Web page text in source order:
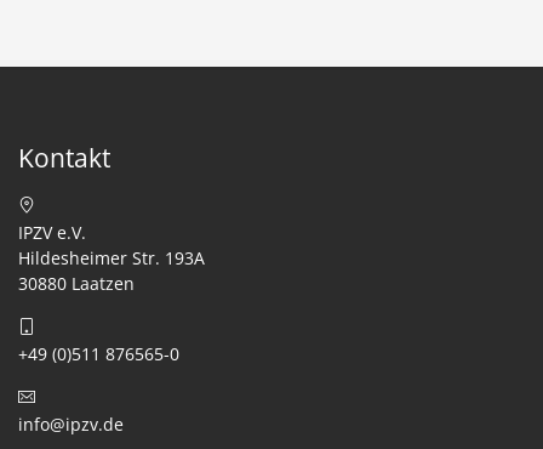
Kontakt
IPZV e.V.
Hildesheimer Str. 193A
30880 Laatzen
+49 (0)511 876565-0
info@ipzv.de